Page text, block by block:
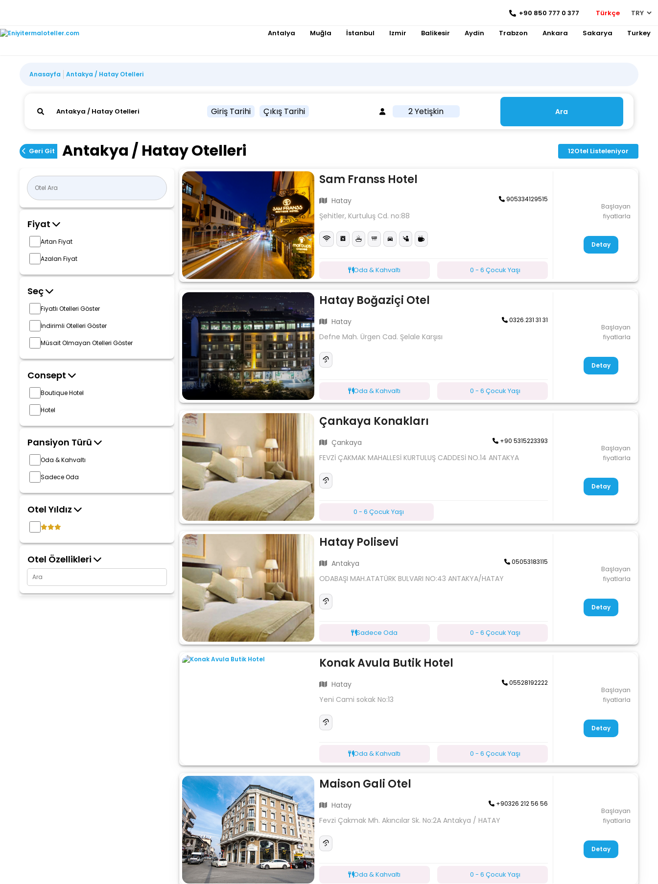
+90 850 777 0 377 Türkçe
Antalya Muğla İstanbul Izmir Balikesir Aydin Trabzon Ankara Sakarya Turkey
Anasayfa Antakya / Hatay Otelleri
Giriş Tarihi Çıkış Tarihi 2 Yetişkin Ara
Geri Git Antakya / Hatay Otelleri 12Otel Listeleniyor
Fiyat
Artan Fiyat
Azalan Fiyat
Seç
Fiyatlı Otelleri Göster
İndirimli Otelleri Göster
Müsait Olmayan Otelleri Göster
Consept
Boutique Hotel
Hotel
Pansiyon Türü
Oda & Kahvaltı
Sadece Oda
Otel Yıldız
Otel Özellikleri
Sam Franss Hotel
Hatay 905334129515
Şehitler, Kurtuluş Cd. no:88
Oda & Kahvaltı 0 - 6 Çocuk Yaşı
Başlayan
fiyatlarla
Detay
Hatay Boğaziçi Otel
Hatay 0326.231 31 31
Defne Mah. Ürgen Cad. Şelale Karşısı
Oda & Kahvaltı 0 - 6 Çocuk Yaşı
Başlayan
fiyatlarla
Detay
Çankaya Konakları
Çankaya +90 5315223393
FEVZİ ÇAKMAK MAHALLESİ KURTULUŞ CADDESİ NO.14 ANTAKYA
0 - 6 Çocuk Yaşı
Başlayan
fiyatlarla
Detay
Hatay Polisevi
Antakya 05053183115
ODABAŞI MAH.ATATÜRK BULVARI NO:43 ANTAKYA/HATAY
Sadece Oda 0 - 6 Çocuk Yaşı
Başlayan
fiyatlarla
Detay
Konak Avula Butik Hotel
Hatay 05528192222
Yeni Cami sokak No:13
Oda & Kahvaltı 0 - 6 Çocuk Yaşı
Başlayan
fiyatlarla
Detay
Maison Gali Otel
Hatay +90326 212 56 56
Fevzi Çakmak Mh. Akıncılar Sk. No:2A Antakya / HATAY
Oda & Kahvaltı 0 - 6 Çocuk Yaşı
Başlayan
fiyatlarla
Detay